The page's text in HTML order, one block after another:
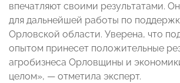
впечатляют своими результатами.
для дальнейшей работы по
Орловской области. Уверена, что
опытом принесет положительные
агробизнеса Орловщины и
целом», — отметила эксперт.